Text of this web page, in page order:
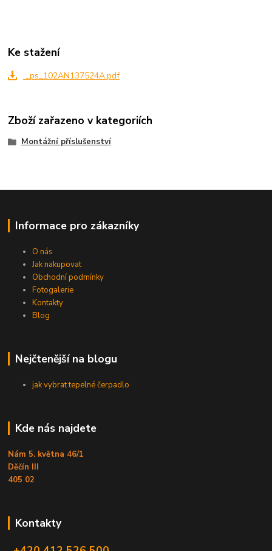
Ke stažení
_ps_102AN137524A.pdf
Zboží zařazeno v kategoriích
Montážní příslušenství
Informace pro zákazníky
O nás
Jak nakupovat
Obchodní podmínky
Fotogalerie
Kontakty
Blog
Nejčtenější na blogu
jak vybrat tepelné čerpadlo
Kde nás najdete
Nám 5. května 46/1
Děčín III
405 02
Kontakty